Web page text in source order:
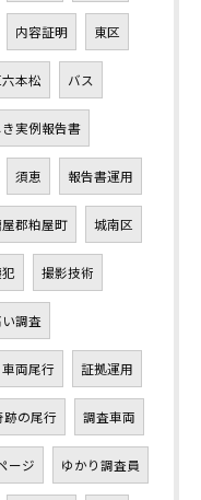
内容証明 東区
本松 バス
実例報告書
須恵 報告書運用
郡粕屋町 城南区
撮影技術
調査
車両尾行 証拠運用
跡の尾行 調査車両
ージ ゆかり調査員